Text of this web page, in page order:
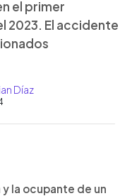
el primer
2023. El accidente
Díaz
la ocupante de un